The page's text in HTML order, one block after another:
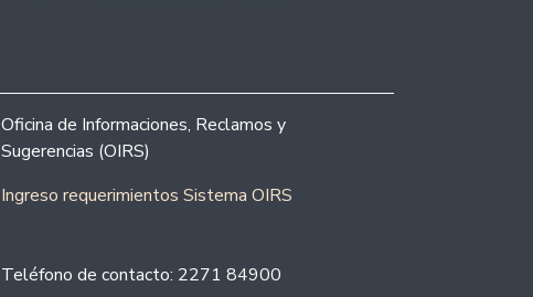
Oficina de Informaciones, Reclamos y
Sugerencias (OIRS)
Ingreso requerimientos Sistema OIRS
Teléfono de contacto: 2271 84900